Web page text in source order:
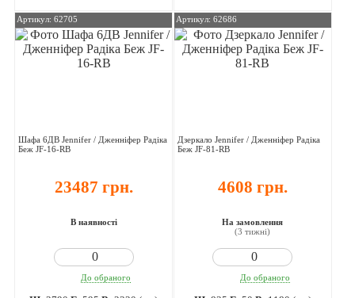
Артикул: 62705
Шафа 6ДВ Jennifer / Дженніфер Радіка
Беж JF-16-RB
23487 грн.
В наявності
До обраного
Артикул: 62686
Дзеркало Jennifer / Дженніфер Радіка
Беж JF-81-RB
4608 грн.
На замовлення
(3 тижні)
До обраного